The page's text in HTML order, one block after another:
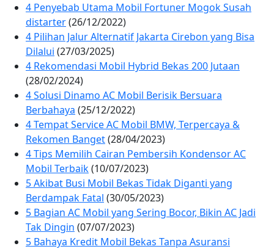
4 Penyebab Utama Mobil Fortuner Mogok Susah
distarter(26/12/2022)
4 Pilihan Jalur Alternatif Jakarta Cirebon yang Bisa
Dilalui (27/03/2025)
4 Rekomendasi Mobil Hybrid Bekas 200 Jutaan
(28/02/2024)
4 Solusi Dinamo AC Mobil Berisik Bersuara
Berbahaya (25/12/2022)
4 Tempat Service AC Mobil BMW, Terpercaya &
Rekomen Banget(28/04/2023)
4 Tips Memilih Cairan Pembersih Kondensor AC
Mobil Terbaik(10/07/2023)
5 Akibat Busi Mobil Bekas Tidak Diganti yang
Berdampak Fatal (30/05/2023)
5 Bagian AC Mobil yang Sering Bocor, Bikin AC Jadi
Tak Dingin (07/07/2023)
5 Bahaya Kredit Mobil Bekas Tanpa Asuransi